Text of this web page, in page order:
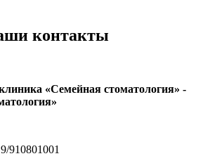
контакты
«Семейная стоматология» -
910801001